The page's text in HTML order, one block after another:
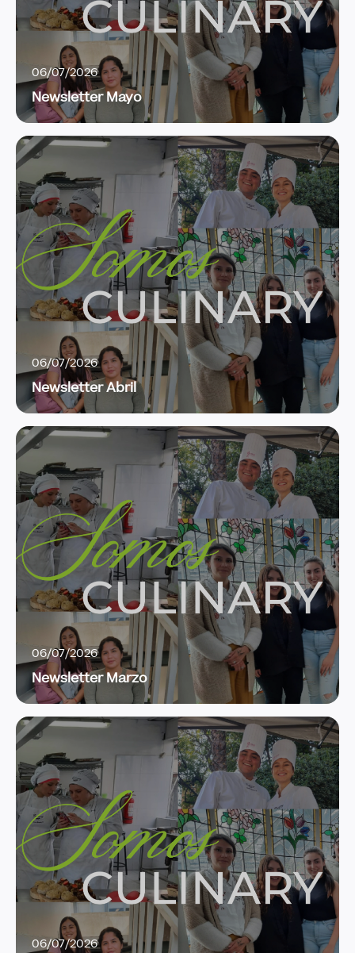
06/07/2026
Newsletter Mayo
06/07/2026
Newsletter Abril
06/07/2026
Newsletter Marzo
06/07/2026